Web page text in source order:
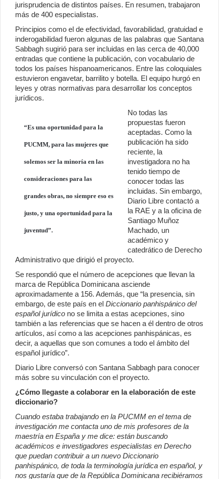
jurisprudencia de distintos países. En resumen, trabajaron
más de 400 especialistas.
Principios como el de efectividad, favorabilidad, gratuidad e
inderogabilidad fueron algunas de las palabras que Santana
Sabbagh sugirió para ser incluidas en las cerca de 40,000
entradas que contiene la publicación, con vocabulario de
todos los países hispanoamericanos. Entre las coloquiales
estuvieron engavetar, barrilito y botella. El equipo hurgó en
leyes y otras normativas para desarrollar los conceptos
jurídicos.
“Es una oportunidad para la
PUCMM, para las mujeres que
solemos ser la minoría en las
consideraciones para las
grandes obras, no siempre eso es
justo, y una oportunidad para la
juventud”.
No todas las
propuestas fueron
aceptadas. Como la
publicación ha sido
reciente, la
investigadora no ha
tenido tiempo de
conocer todas las
incluidas. Sin embargo,
Diario Libre contactó a
la RAE y a la oficina de
Santiago Muñoz
Machado, un
académico y
catedrático de Derecho
Administrativo que dirigió el proyecto.
Se respondió que el número de acepciones que llevan la
marca de República Dominicana asciende
aproximadamente a 156. Además, que “la presencia, sin
embargo, de este país en el Diccionario panhispánico del
español jurídico no se limita a estas acepciones, sino
también a las referencias que se hacen a él dentro de otros
artículos, así como a las acepciones panhispánicas, es
decir, a aquellas que son comunes a todo el ámbito del
español jurídico”.
Diario Libre conversó con Santana Sabbagh para conocer
más sobre su vinculación con el proyecto.
¿Cómo llegaste a colaborar en la elaboración de este
diccionario?
Cuando estaba trabajando en la PUCMM en el tema de
investigación me contacta uno de mis profesores de la
maestría en España y me dice: están buscando
académicos e investigadores especialistas en Derecho
que puedan contribuir a un nuevo Diccionario
panhispánico, de toda la terminología jurídica en español, y
nos gustaría que de la República Dominicana recibiéramos